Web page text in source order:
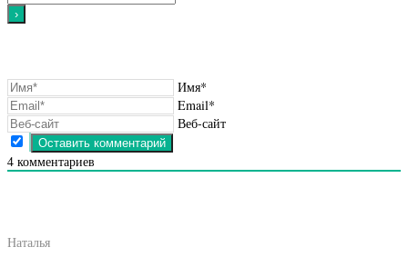
Имя*
Email*
Веб-сайт
4 комментариев
Наталья